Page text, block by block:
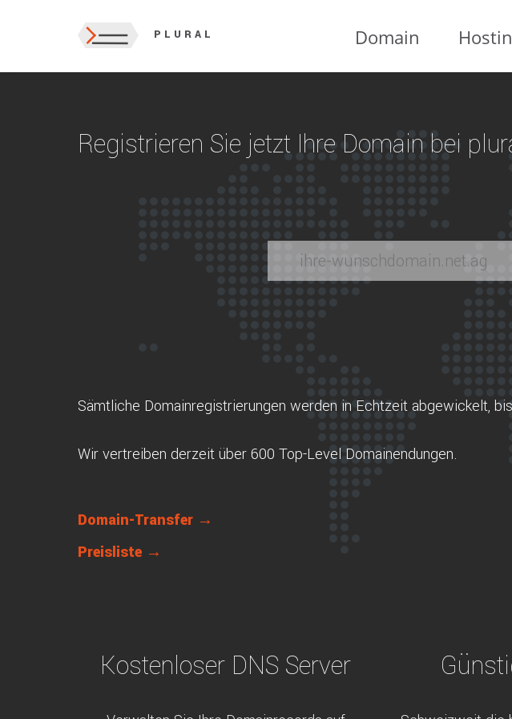
PLURAL Domain
Registrieren Sie jetzt Ihre Domain bei
Sämtliche Domainregistrierungen werden in Echtzeit abgewickelt,
Wir vertreiben derzeit über 600 Top-Level Domainendungen.
Domain-Transfer →
Preisliste →
Kostenloser DNS Server